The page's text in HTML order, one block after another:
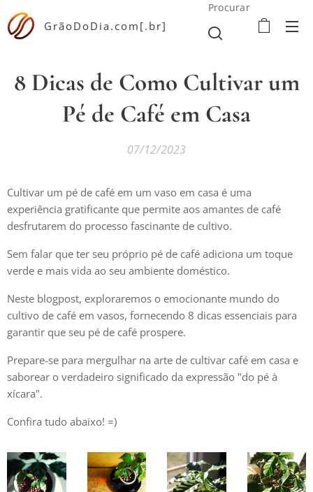
GrãoDoDia.com[.br]
Procurar
8 Dicas de Como Cultivar um
Pé de Café em Casa
07/12/2023
Cultivar um pé de café em um vaso em casa é uma
experiência gratificante que permite aos amantes de café
desfrutarem do processo fascinante de cultivo.
Sem falar que ter seu próprio pé de café adiciona um toque
verde e mais vida ao seu ambiente doméstico.
Neste blogpost, exploraremos o emocionante mundo do
cultivo de café em vasos, fornecendo 8 dicas essenciais para
garantir que seu pé de café prospere.
Prepare-se para mergulhar na arte de cultivar café em casa e
saborear o verdadeiro significado da expressão "do pé à
xícara".
Confira tudo abaixo! =)